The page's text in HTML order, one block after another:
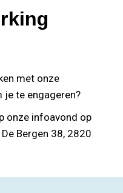
met onze
je te engageren?
onze infoavond op
Bergen 38, 2820